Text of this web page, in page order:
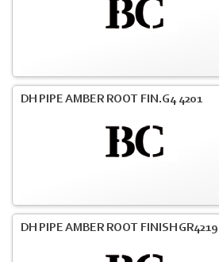
DH PIPE AMBER ROOT FIN.G4 4201
DH PIPE AMBER ROOT FINISH GR4219